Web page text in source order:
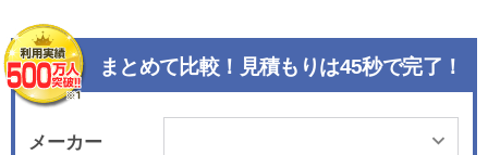
さらに専用のディテールとコッパーのアクセント
がプラスされる。ボディサイズは全長4371mm&#
215;全幅1996mm&#215;全高1649mm、ホイール
ベース2681mm（欧州仕様）。ボディカラーには
まとめて比較！見積もりは45秒で完了！
メーカー